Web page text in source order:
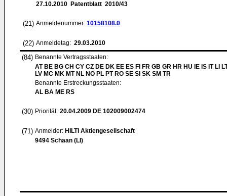
27.10.2010 Patentblatt 2010/43
(21) Anmeldenummer: 10158108.0
(22) Anmeldetag: 29.03.2010
(84) Benannte Vertragsstaaten:
AT BE BG CH CY CZ DE DK EE ES FI FR GB GR HR HU IE IS IT LI
LV MC MK MT NL NO PL PT RO SE SI SK SM TR
Benannte Erstreckungsstaaten:
AL BA ME RS
(30) Priorität: 20.04.2009 DE 102009002474
(71) Anmelder: HILTI Aktiengesellschaft
9494 Schaan (LI)